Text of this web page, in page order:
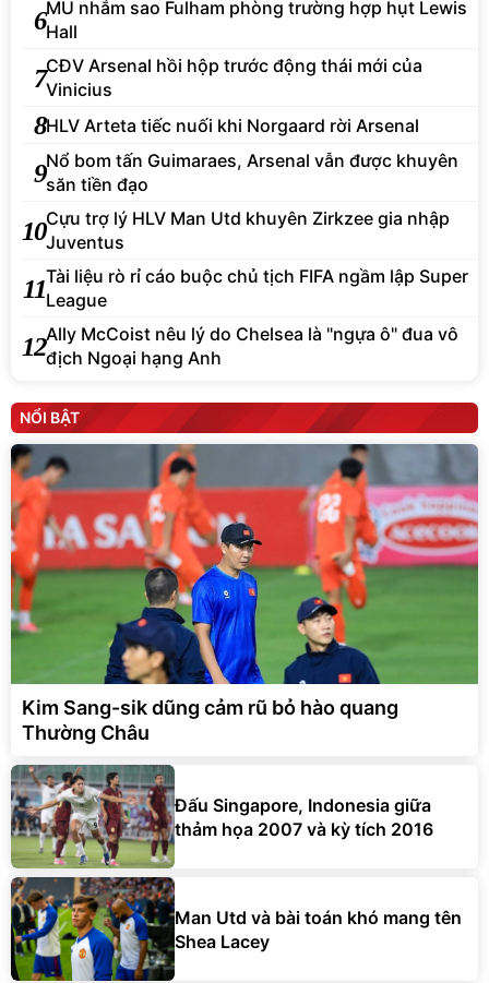
6MU nhắm sao Fulham phòng trường hợp hụt Lewis
Hall
7CĐV Arsenal hồi hộp trước động thái mới của
Vinicius
8HLV Arteta tiếc nuối khi Norgaard rời Arsenal
9Nổ bom tấn Guimaraes, Arsenal vẫn được khuyên
săn tiền đạo
10Cựu trợ lý HLV Man Utd khuyên Zirkzee gia nhập
Juventus
11Tài liệu rò rỉ cáo buộc chủ tịch FIFA ngầm lập Super
League
12Ally McCoist nêu lý do Chelsea là "ngựa ô" đua vô
địch Ngoại hạng Anh
NỔI BẬT
Kim Sang-sik dũng cảm rũ bỏ hào quang
Thường Châu
Đấu Singapore, Indonesia giữa
thảm họa 2007 và kỳ tích 2016
Man Utd và bài toán khó mang tên
Shea Lacey